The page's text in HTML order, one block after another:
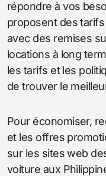
répondre à vos
proposent des
avec des remises
locations à long
les tarifs et les
de trouver le
Pour économiser,
et les offres
sur les sites web
voiture aux